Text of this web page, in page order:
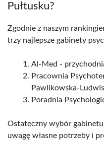
Pułtusku?
Zgodnie z naszym
trzy najlepsze gabinety
Al-Med -
Pracownia
Pawlikowska-
Poradnia
Ostateczny wybór
uwagę własne potrzeby i